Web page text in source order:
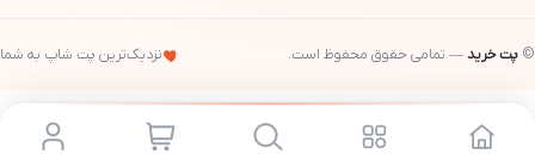
© پت خرید— تمامی حقوق محفوظ است. نزدیک‌ترین پت شاپ به شما